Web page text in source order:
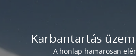
Karbantartás
A honlap hamarosan